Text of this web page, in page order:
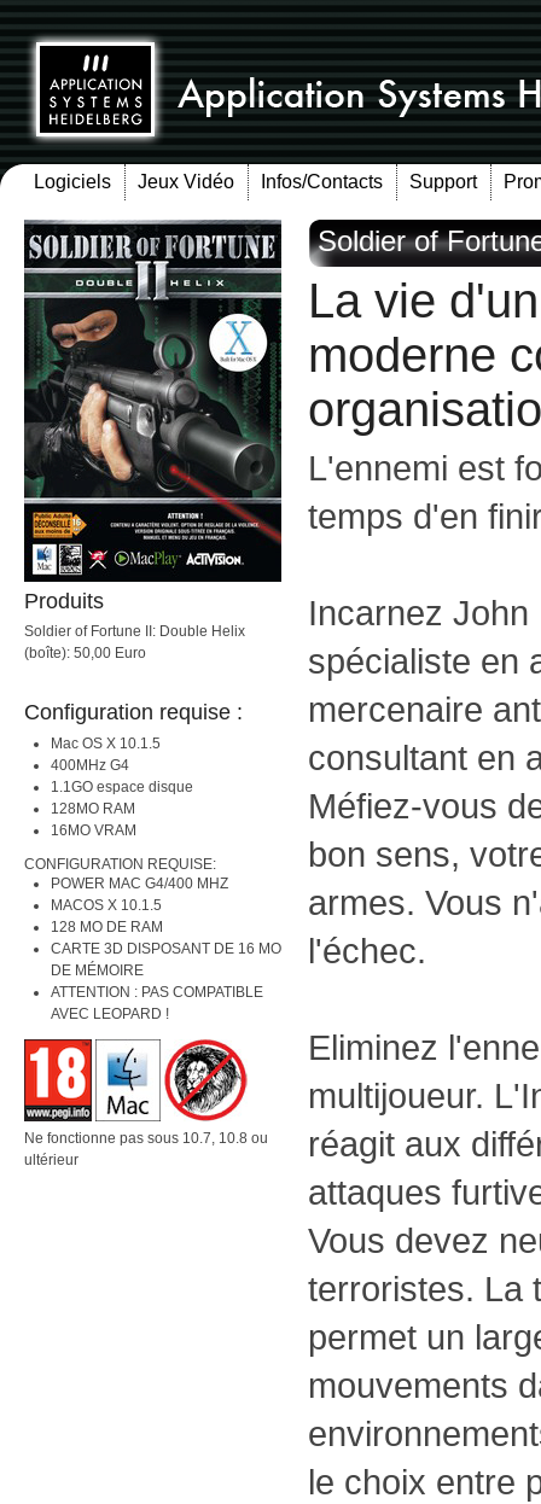
Logiciels Jeux Vidéo Infos/Contacts Support
Produits
Soldier of Fortune II: Double Helix
(boîte): 50,00 Euro
Configuration requise :
Mac OS X 10.1.5
400MHz G4
1.1GO espace disque
128MO RAM
16MO VRAM
CONFIGURATION REQUISE:
POWER MAC G4/400 MHZ
MACOS X 10.1.5
128 MO DE RAM
CARTE 3D DISPOSANT DE 16 MO
DE MÉMOIRE
ATTENTION : PAS COMPATIBLE
AVEC LEOPARD !
Ne fonctionne pas sous 10.7, 10.8 ou
ultérieur
Soldier of
La vie
moderne
L'ennemi est
temps d'en
Incarnez John
spécialiste en
mercenaire
consultant en
Méfiez-vous
bon sens,
armes. Vous
l'échec.
Eliminez
multijoueur.
réagit aux
attaques
Vous devez
terroristes. La
permet un
mouvements
le choix entre